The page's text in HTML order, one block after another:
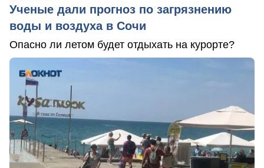
Ученые дали прогноз по загрязнению
воды и воздуха в Сочи
Опасно ли летом будет отдыхать на курорте?